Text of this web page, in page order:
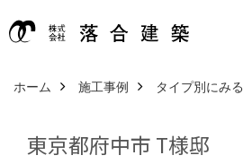
ホーム 施工事例 タイプ別にみる
東京都府中市 T様邸